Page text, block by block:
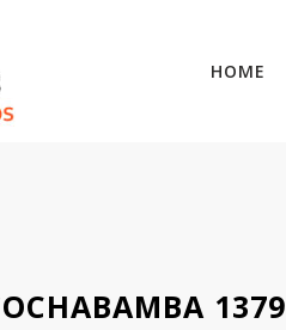
HOME
1379